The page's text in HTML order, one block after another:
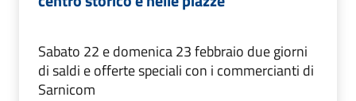
Sabato 22 e domenica 23 febbraio due giorni
di saldi e offerte speciali con i commercianti di
Sarnicom